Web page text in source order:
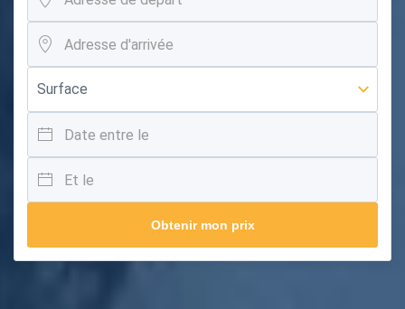
Obtenir mon prix